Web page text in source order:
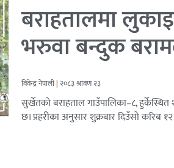
बराहतालमा
भरुवा बन्दुक
विवेन्द्र नेपाली २०८३ श्रावण २३
सुर्खेतको बराहताल गाउँपालिका–८,
छ। प्रहरीका अनुसार शुक्रबार दिउँसो करिब १२